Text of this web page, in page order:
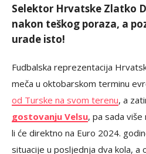
Selektor Hrvatske Zlatko
nakon teškog poraza, a
urade isto!
Fudbalska reprezentacija
meča u oktobarskom terminu
od Turske na svom terenu, a
gostovanju Velsu, pa sada
li će direktno na Euro 2024.
situacije u posljednja dva kola, a